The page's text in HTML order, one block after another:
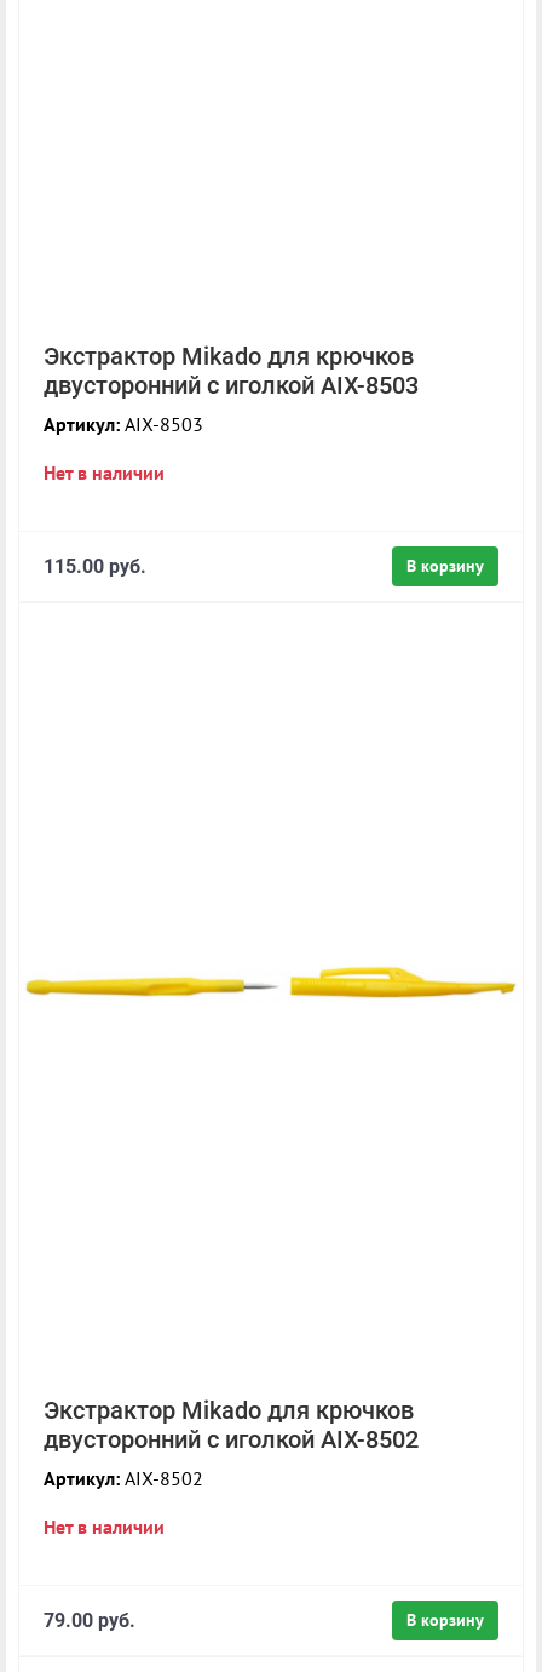
Экстрактор Mikado для крючков
двусторонний с иголкой AIX-8503
Артикул: AIX-8503
Нет в наличии
В корзину
115.00 руб.
Экстрактор Mikado для крючков
двусторонний с иголкой AIX-8502
Артикул: AIX-8502
Нет в наличии
В корзину
79.00 руб.